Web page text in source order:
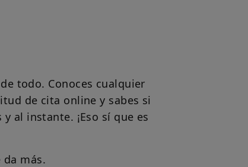
todo. Conoces cualquier
de cita online y sabes si
al instante. ¡Eso sí que es
da más.